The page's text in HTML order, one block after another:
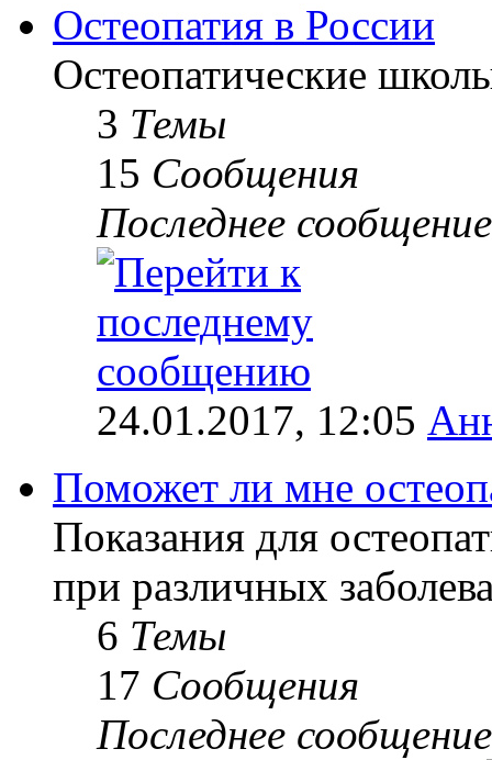
Остеопатия в России
Остеопатические
3 Темы
15 Сообщения
Последнее сообщение
24.01.2017, 12:05
Поможет ли мне
Показания для
при различных
6 Темы
17 Сообщения
Последнее сообщение